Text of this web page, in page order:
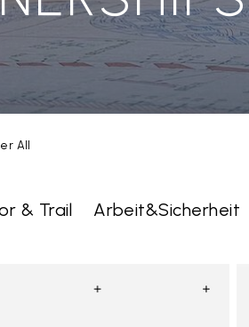
All
& Trail Arbeit&Sicherheit